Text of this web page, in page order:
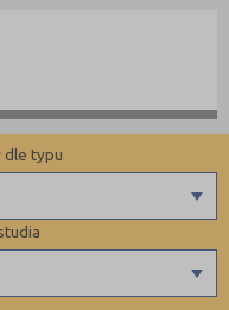
dle typu